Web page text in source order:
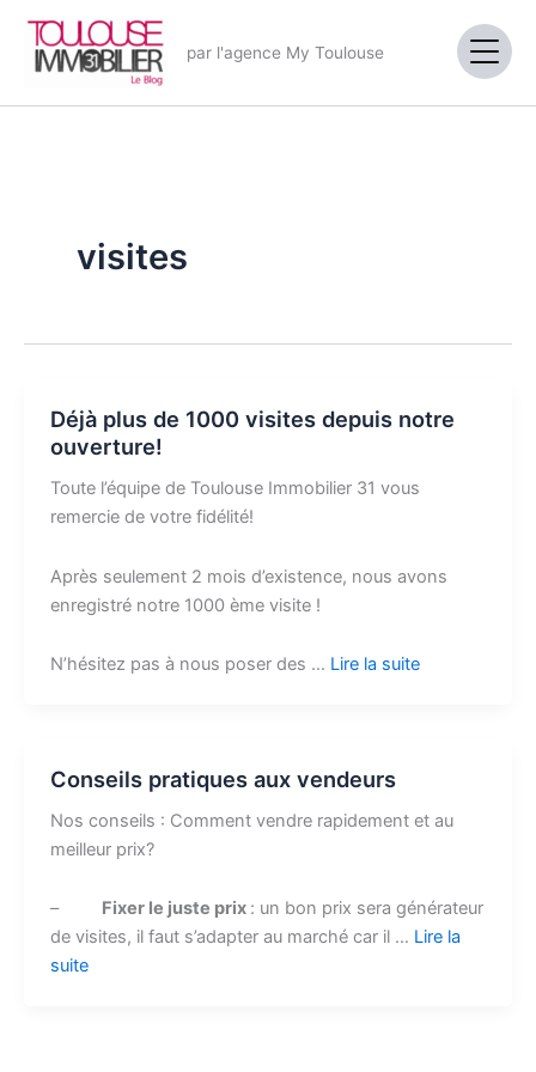
contenu
par l'agence My Toulouse
visites
Déjà plus de 1000 visites depuis notre
ouverture!
Toute l’équipe de Toulouse Immobilier 31 vous
remercie de votre fidélité!
Après seulement 2 mois d’existence, nous avons
enregistré notre 1000 ème visite !
N’hésitez pas à nous poser des … Lire la suite
Conseils pratiques aux vendeurs
Nos conseils : Comment vendre rapidement et au
meilleur prix?
– Fixer le juste prix : un bon prix sera générateur
de visites, il faut s’adapter au marché car il … Lire la
suite